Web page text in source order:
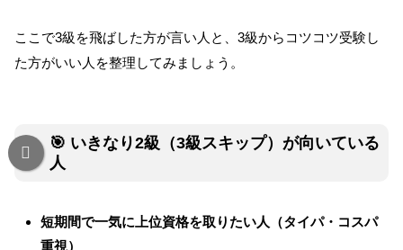
ここで3級を飛ばした方が言い人と、3級からコツコツ受験し
た方がいい人を整理してみましょう。
🎯 いきなり2級（3級スキップ）が向いている
人
短期間で一気に上位資格を取りたい人（タイパ・コスパ
重視）